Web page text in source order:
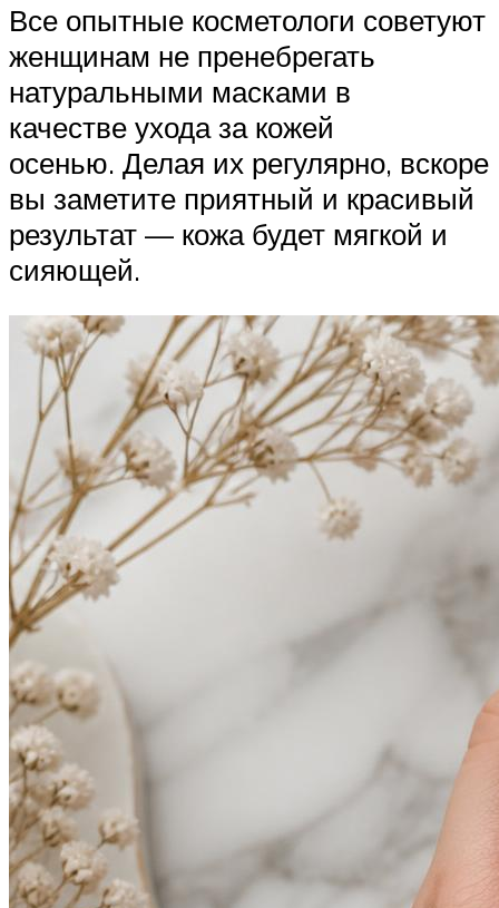
Все опытные косметологи советуют
женщинам не пренебрегать
натуральными масками в
качестве ухода за кожей
осенью. Делая их регулярно, вскоре
вы заметите приятный и красивый
результат — кожа будет мягкой и
сияющей.